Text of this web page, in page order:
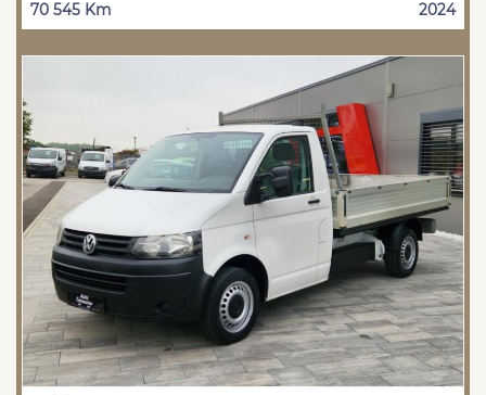
70 545 Km 2024